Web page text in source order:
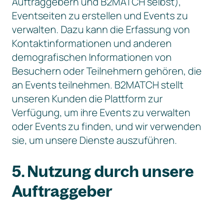
Eventseiten zu erstellen und Events zu
verwalten. Dazu kann die Erfassung von
Kontaktinformationen und anderen
demografischen Informationen von
Besuchern oder Teilnehmern gehören, die
an Events teilnehmen. B2MATCH stellt
unseren Kunden die Plattform zur
Verfügung, um ihre Events zu verwalten
oder Events zu finden, und wir verwenden
sie, um unsere Dienste auszuführen.
5. Nutzung durch unsere
Auftraggeber